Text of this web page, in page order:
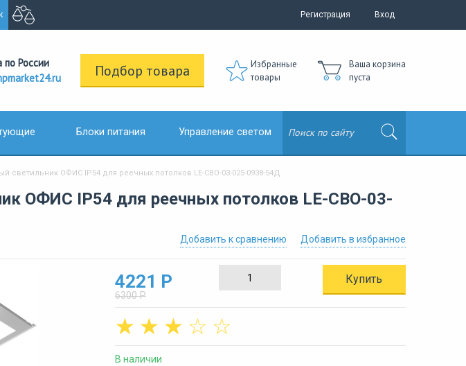
Регистрация Вход
по России
Подбор товара
Избранные
товары
Ваша корзина
пуста
Блоки питания Управление светом
светильник ОФИС IP54 для реечных потолков LE-СВО-03-025-0938-54Д
ОФИС IP54 для реечных потолков LE-СВО-03-
Добавить в избранное
Добавить к сравнению
4221 Р
6300 Р
Купить
☆
☆
☆
☆
☆
В наличии